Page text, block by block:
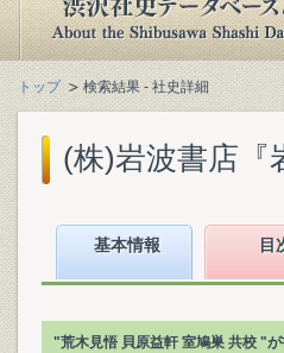
トップ 検索結果 - 社史詳細
(株)岩波書店『
基本情報 目
"荒木見悟 貝原益軒 室鳩巣 共校 "